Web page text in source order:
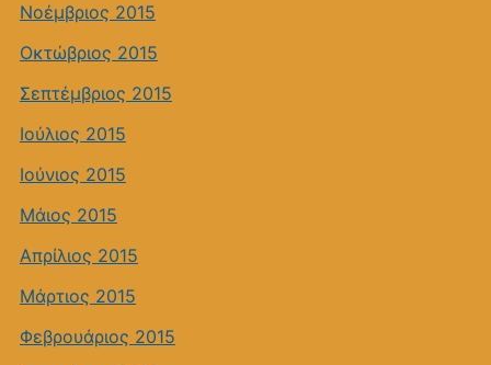
Νοέμβριος 2015
Οκτώβριος 2015
Σεπτέμβριος 2015
Ιούλιος 2015
Ιούνιος 2015
Μάιος 2015
Απρίλιος 2015
Μάρτιος 2015
Φεβρουάριος 2015